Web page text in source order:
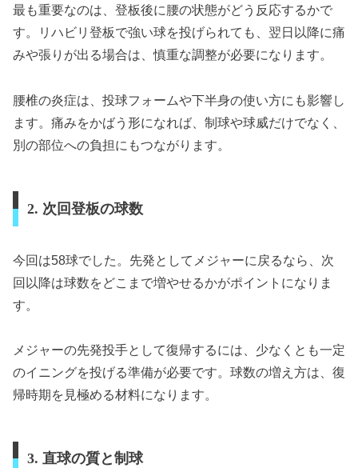
最も重要なのは、登板後に腰の状態がどう反応するかで
す。リハビリ登板で強い球を投げられても、翌日以降に痛
みや張りが出る場合は、慎重な調整が必要になります。
腰椎の炎症は、投球フォームや下半身の使い方にも影響し
ます。痛みをかばう形になれば、制球や球威だけでなく、
別の部位への負担にもつながります。
2. 次回登板の球数
今回は58球でした。先発としてメジャーに戻るなら、次
回以降は球数をどこまで増やせるかがポイントになりま
す。
メジャーの先発投手として復帰するには、少なくとも一定
のイニングを投げる準備が必要です。球数の増え方は、復
帰時期を見極める材料になります。
3. 直球の質と制球